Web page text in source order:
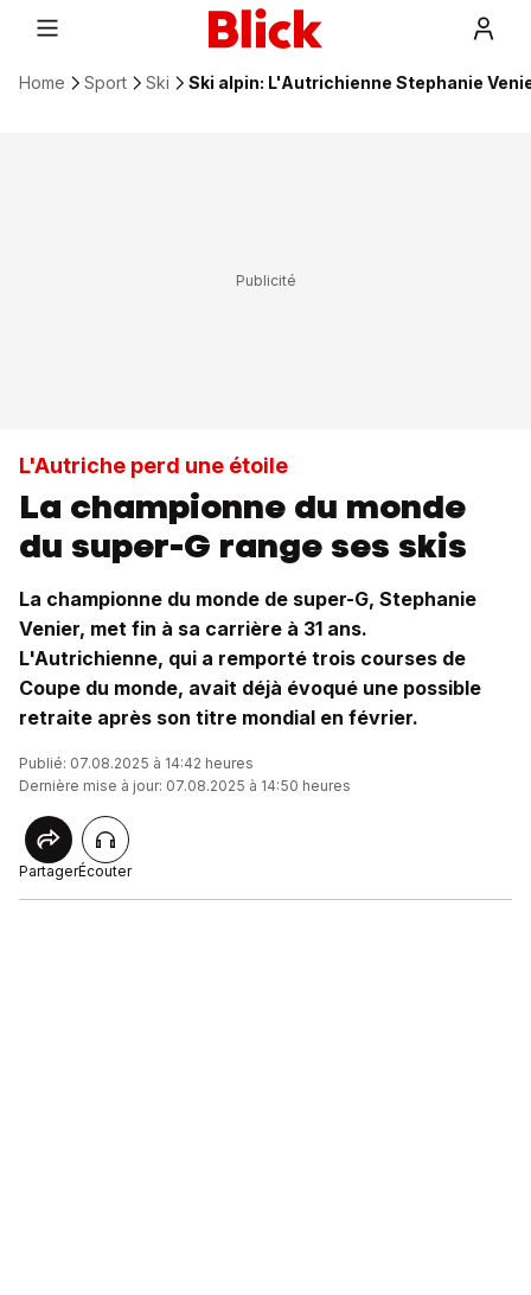
Home Sport Ski Ski alpin: L'Autrichienne Stephanie
L'Autriche perd une étoile
La championne du monde
du super-G range ses skis
La championne du monde de super-G, Stephanie
Venier, met fin à sa carrière à 31 ans.
L'Autrichienne, qui a remporté trois courses de
Coupe du monde, avait déjà évoqué une possible
retraite après son titre mondial en février.
Publié: 07.08.2025 à 14:42 heures
Dernière mise à jour: 07.08.2025 à 14:50 heures
PartagerÉcouter